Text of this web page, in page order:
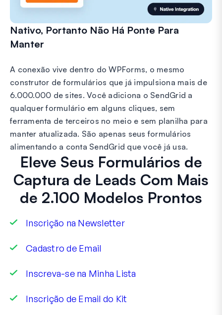
Nativo, Portanto Não Há Ponte Para
Manter
A conexão vive dentro do WPForms, o mesmo
construtor de formulários que já impulsiona mais de
6.000.000 de sites. Você adiciona o SendGrid a
qualquer formulário em alguns cliques, sem
ferramenta de terceiros no meio e sem planilha para
manter atualizada. São apenas seus formulários
alimentando a conta SendGrid que você já usa.
Eleve Seus Formulários de
Captura de Leads Com Mais
de 2.100 Modelos Prontos
Inscrição na Newsletter
Cadastro de Email
Inscreva-se na Minha Lista
Inscrição de Email do Kit